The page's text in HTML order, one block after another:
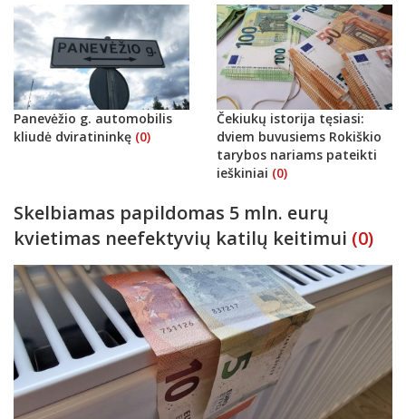
Panevėžio g. automobilis
kliudė dviratininkę (0)
Čekiukų istorija tęsiasi:
dviem buvusiems Rokiškio
tarybos nariams pateikti
ieškiniai (0)
Skelbiamas papildomas 5 mln. eurų
kvietimas neefektyvių katilų keitimui (0)